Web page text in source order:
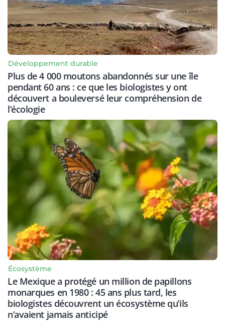
Développement durable
Plus de 4 000 moutons abandonnés sur une île
pendant 60 ans : ce que les biologistes y ont
découvert a bouleversé leur compréhension de
l’écologie
Écosystème
Le Mexique a protégé un million de papillons
monarques en 1980 : 45 ans plus tard, les
biologistes découvrent un écosystème qu’ils
n’avaient jamais anticipé